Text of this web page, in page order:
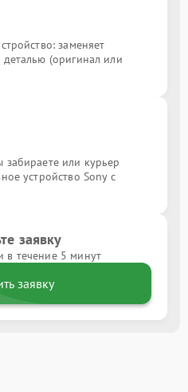
заменяет
(оригинал или
или курьер
устройство Sony с
заявку
в течение 5 минут
заявку